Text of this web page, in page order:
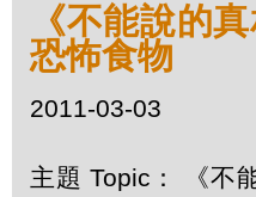
《不能說的
恐怖食物
2011-03-03
主題 Topic： 《不